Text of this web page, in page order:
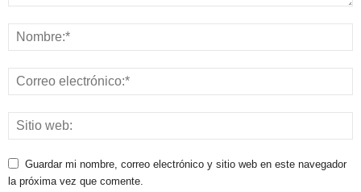
Guardar mi nombre, correo electrónico y sitio web en este navegador
la próxima vez que comente.